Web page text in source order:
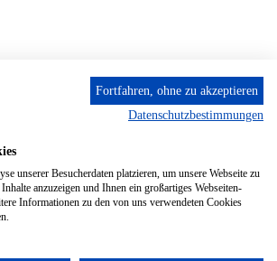
Pirmasens
ist vor Spambots geschützt! Zur
eingeschaltet sein.
176/84 62 18 86
Fortfahren, ohne zu akzeptieren
Datenschutzbestimmungen
unserer Besucherdaten platzieren, um unsere Webseite zu
anzuzeigen und Ihnen ein großartiges Webseiten-
Informationen zu den von uns verwendeten Cookies